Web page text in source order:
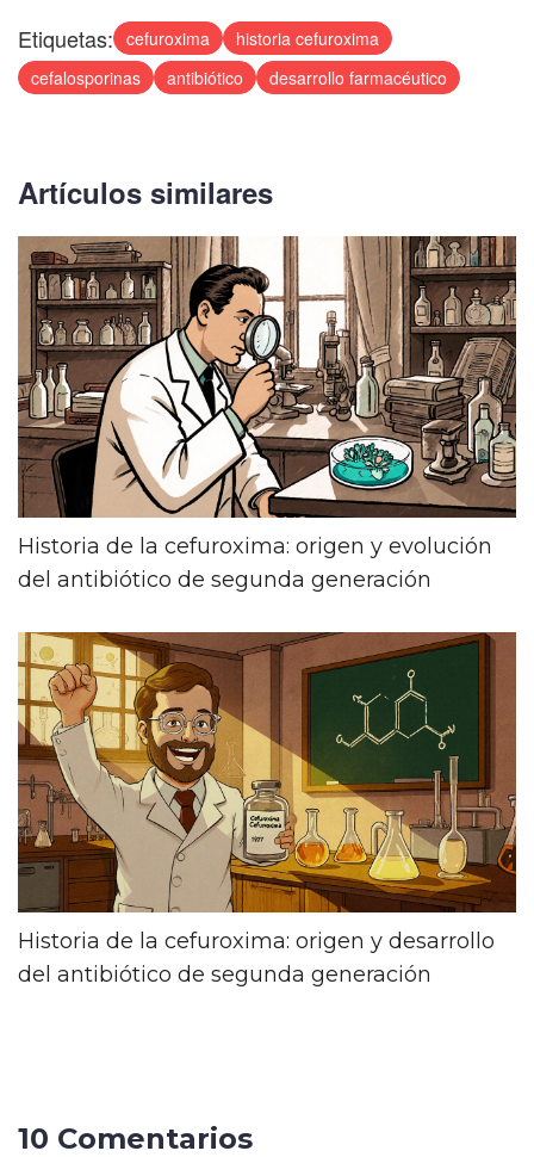
Etiquetas: cefuroxima
historia cefuroxima
cefalosporinas
antibiótico desarrollo farmacéutico
Artículos similares
Historia de la cefuroxima: origen y evolución
del antibiótico de segunda generación
Historia de la cefuroxima: origen y desarrollo
del antibiótico de segunda generación
10 Comentarios